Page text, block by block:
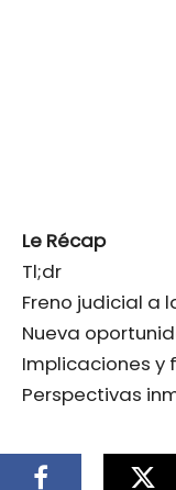
Le Récap
Tl;dr
Freno judicial a
Nueva
Implicaciones
Perspectivas